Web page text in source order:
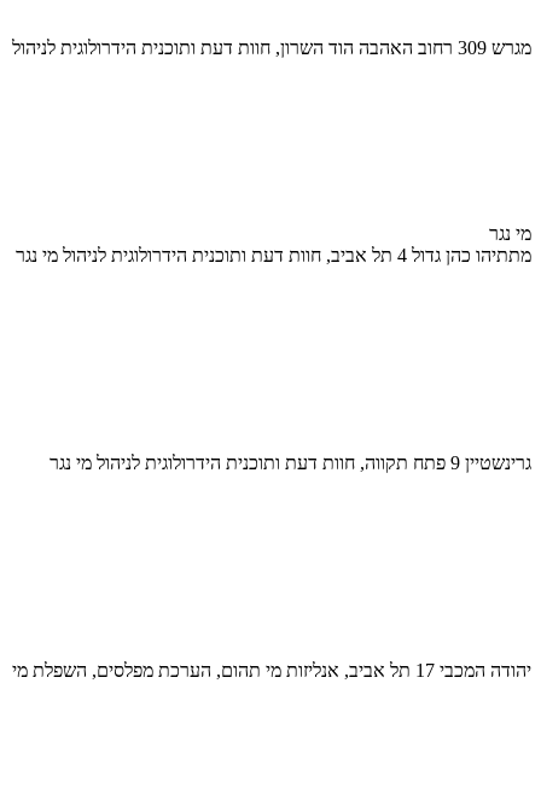
מגרש 309 רחוב האהבה הוד השרון, חוות דעת ותוכנית הידרולוגית לניהול
מי נגר
מתתיהו כהן גדול 4 תל אביב, חוות דעת ותוכנית הידרולוגית לניהול מי נגר
גרינשטיין 9 פתח תקווה, חוות דעת ותוכנית הידרולוגית לניהול מי נגר
יהודה המכבי 17 תל אביב, אנליזות מי תהום, הערכת מפלסים, השפלת מי